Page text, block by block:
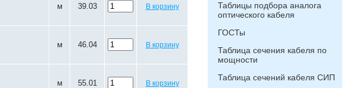
м 39.03 В корзину
м 46.04 В корзину
м 55.01 В корзину
Таблицы подбора аналога
оптического кабеля
ГОСТы
Таблица сечения кабеля по
мощности
Таблица сечений кабеля СИП